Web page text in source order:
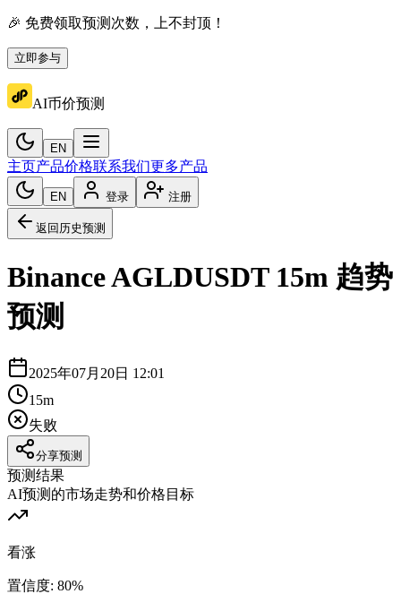
🎉 免费领取预测次数，上不封顶！
立即参与
AI币价预测
EN
主页产品价格联系我们更多产品
EN 登录 注册
返回历史预测
BinanceAGLDUSDT 15m 趋势
预测
2025年07月20日 12:01
15m
失败
分享预测
预测结果
AI预测的市场走势和价格目标
看涨
置信度: 80%